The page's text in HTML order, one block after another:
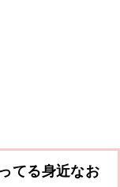
てる身近なお